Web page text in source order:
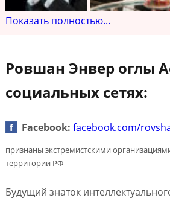
Показать полностью...
Ровшан Энвер оглы
социальных сетях:
Facebook: facebook.com/
признаны экстремистскими
территории РФ
Будущий знаток